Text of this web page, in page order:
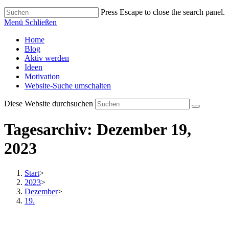
Press Escape to close the search panel.
Menü Schließen
Home
Blog
Aktiv werden
Ideen
Motivation
Website-Suche umschalten
Diese Website durchsuchen
Tagesarchiv: Dezember 19,
2023
Start>
2023>
Dezember>
19.